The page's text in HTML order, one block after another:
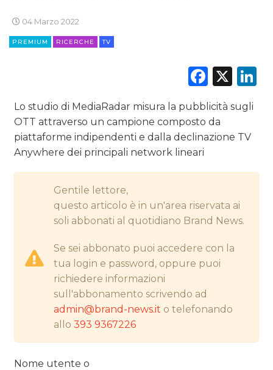
DIGITALE
RADIO / AUDIO
TV
RICERCHE
PREVISIONI/SCENARI
TREND
04 Marzo 2022
PREMIUM RICERCHE TV
X
Lo studio di MediaRadar misura la pubblicità sugli
OTT attraverso un campione composto da
piattaforme indipendenti e dalla declinazione TV
Anywhere dei principali network lineari
Gentile lettore,
questo articolo è in un'area riservata ai
soli abbonati al quotidiano Brand News.
Se sei abbonato puoi accedere con la
tua login e password, oppure puoi
richiedere informazioni
sull'abbonamento scrivendo ad
admin@brand-news.it o telefonando
allo393 9367226
Nome utente o